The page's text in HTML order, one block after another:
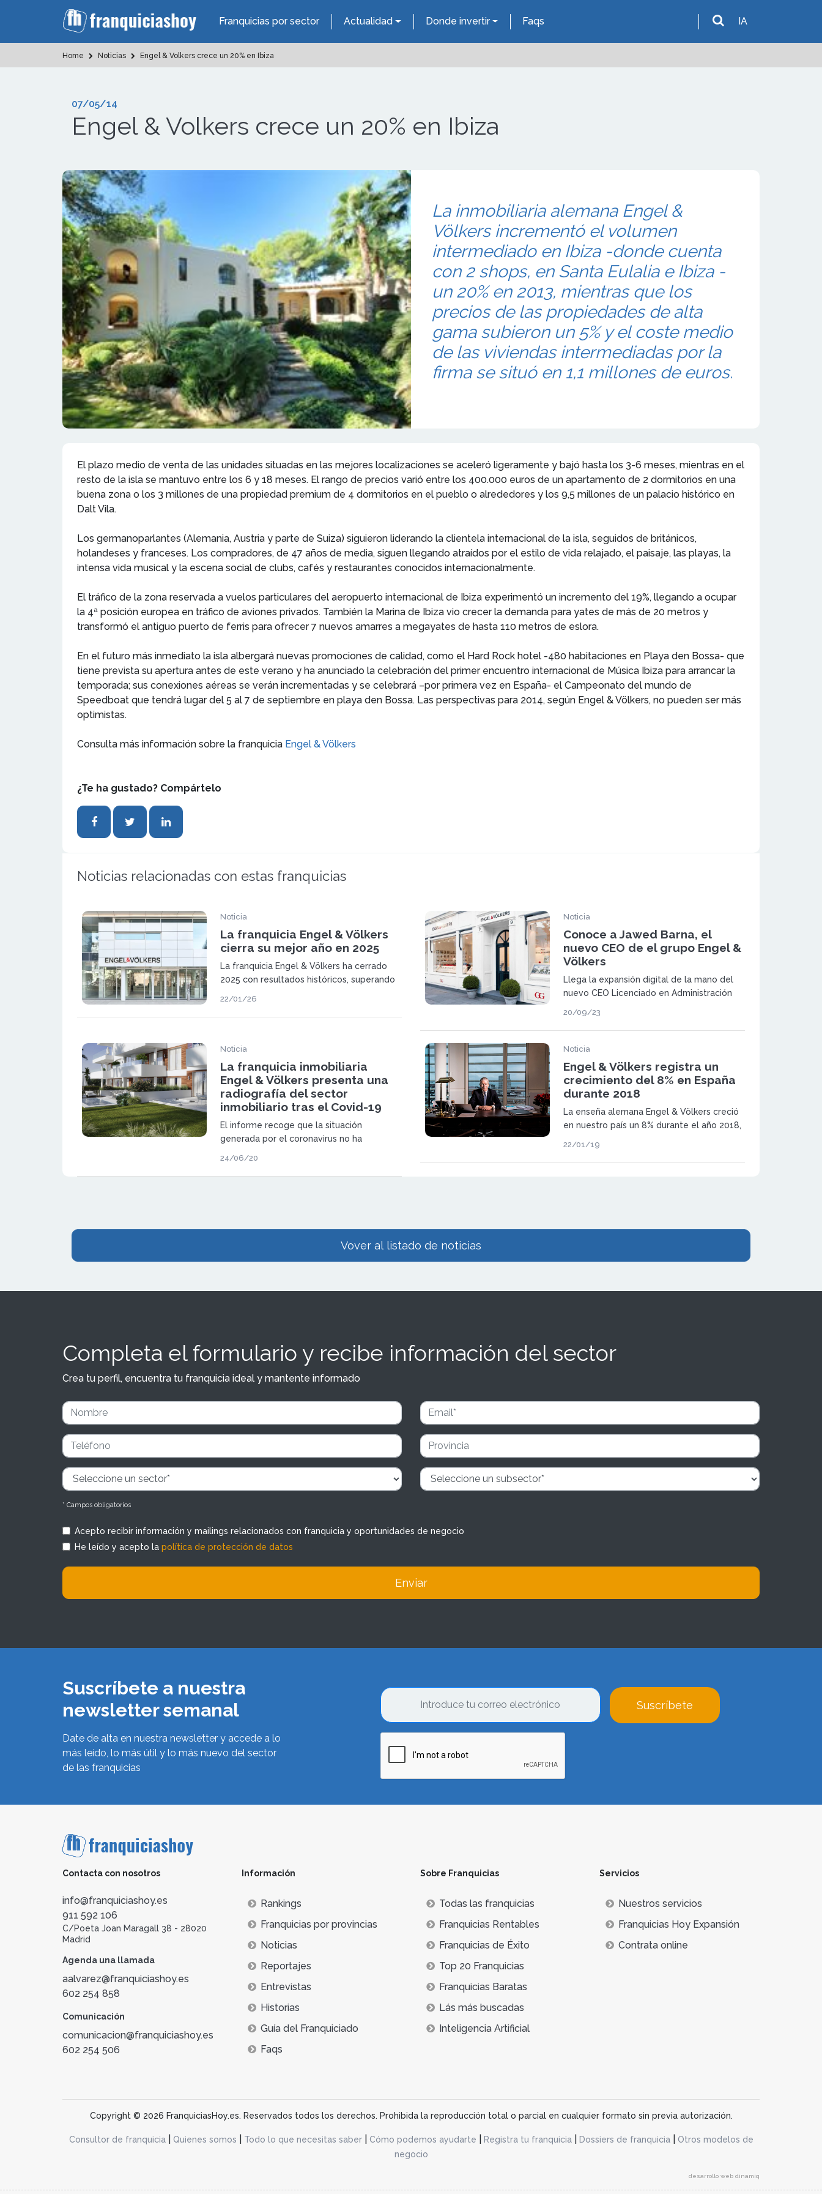
Franquicias por sector Actualidad Donde invertir Faqs IA
Home Noticias Engel & Volkers crece un 20% en Ibiza
07/05/14
Engel & Volkers crece un 20% en Ibiza
La inmobiliaria alemana Engel &
Völkers incrementó el volumen
intermediado en Ibiza -donde cuenta
con 2 shops, en Santa Eulalia e Ibiza -
un 20% en 2013, mientras que los
precios de las propiedades de alta
gama subieron un 5% y el coste medio
de las viviendas intermediadas por la
firma se situó en 1,1 millones de euros.
El plazo medio de venta de las unidades situadas en las mejores localizaciones se aceleró ligeramente y bajó hasta los 3-6 meses, mientras en el
resto de la isla se mantuvo entre los 6 y 18 meses. El rango de precios varió entre los 400.000 euros de un apartamento de 2 dormitorios en una
buena zona o los 3 millones de una propiedad premium de 4 dormitorios en el pueblo o alrededores y los 9,5 millones de un palacio histórico en
Dalt Vila.
Los germanoparlantes (Alemania, Austria y parte de Suiza) siguieron liderando la clientela internacional de la isla, seguidos de británicos,
holandeses y franceses. Los compradores, de 47 años de media, siguen llegando atraídos por el estilo de vida relajado, el paisaje, las playas, la
intensa vida musical y la escena social de clubs, cafés y restaurantes conocidos internacionalmente.
El tráfico de la zona reservada a vuelos particulares del aeropuerto internacional de Ibiza experimentó un incremento del 19%, llegando a ocupar
la 4ª posición europea en tráfico de aviones privados. También la Marina de Ibiza vio crecer la demanda para yates de más de 20 metros y
transformó el antiguo puerto de ferris para ofrecer 7 nuevos amarres a megayates de hasta 110 metros de eslora.
En el futuro más inmediato la isla albergará nuevas promociones de calidad, como el Hard Rock hotel -480 habitaciones en Playa den Bossa- que
tiene prevista su apertura antes de este verano y ha anunciado la celebración del primer encuentro internacional de Música Ibiza para arrancar la
temporada; sus conexiones aéreas se verán incrementadas y se celebrará –por primera vez en España- el Campeonato del mundo de
Speedboat que tendrá lugar del 5 al 7 de septiembre en playa den Bossa. Las perspectivas para 2014, según Engel & Völkers, no pueden ser más
optimistas.
Consulta más información sobre la franquicia Engel & Völkers
¿Te ha gustado? Compártelo
Noticias relacionadas con estas franquicias
Noticia
La franquicia Engel & Völkers
cierra su mejor año en 2025
La franquicia Engel & Völkers ha cerrado
2025 con resultados históricos, superando
inmobiliario premium.
22/01/26
Noticia
Conoce a Jawed Barna, el
nuevo CEO de el grupo Engel &
Völkers
Llega la expansión digital de la mano del
nuevo CEO Licenciado en Administración
conseguir el liderazgo del mercado
inmobiliario.
20/09/23
Noticia
La franquicia inmobiliaria
Engel & Völkers presenta una
radiografía del sector
inmobiliario tras el Covid-19
El informe recoge que la situación
generada por el coronavirus no ha
Premium.
24/06/20
Noticia
Engel & Völkers registra un
crecimiento del 8% en España
durante 2018
La enseña alemana Engel & Völkers creció
en nuestro país un 8% durante el año 2018,
22/01/19
Vover al listado de noticias
Completa el formulario y recibe información del sector
Crea tu perfil, encuentra tu franquicia ideal y mantente informado
* Campos obligatorios
Acepto recibir información y mailings relacionados con franquicia y oportunidades de negocio
He leído y acepto la política de protección de datos
Enviar
Suscríbete a nuestra
newsletter semanal
Date de alta en nuestra newsletter y accede a lo
más leído, lo más útil y lo más nuevo del sector
de las franquicias
Suscríbete
Contacta con nosotros
info@franquiciashoy.es
911 592 106
C/Poeta Joan Maragall 38 - 28020
Madrid
Agenda una llamada
aalvarez@franquiciashoy.es
602 254 858
Comunicación
comunicacion@franquiciashoy.es
602 254 506
Información
Rankings
Franquicias por provincias
Noticias
Reportajes
Entrevistas
Historias
Guía del Franquiciado
Faqs
Sobre Franquicias
Todas las franquicias
Franquicias Rentables
Franquicias de Éxito
Top 20 Franquicias
Franquicias Baratas
Lás más buscadas
Inteligencia Artificial
Servicios
Nuestros servicios
Franquicias Hoy Expansión
Contrata online
Copyright © 2026 FranquiciasHoy.es. Reservados todos los derechos. Prohibida la reproducción total o parcial en cualquier formato sin previa autorización.
Consultor de franquicia| Quienes somos Todo lo que necesitas saber| Cómo podemos ayudarte Registra tu franquicia| Dossiers de franquicia|
Otros modelos de
negocio
desarrollo web dinamiq